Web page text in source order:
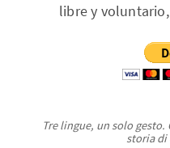
libre y
Tre lingue, un solo
storia di